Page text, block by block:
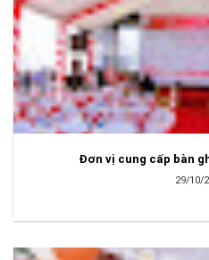
Đơn vị cung cấp bàn
29/10/